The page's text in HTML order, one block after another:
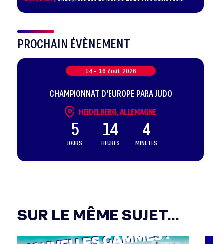
PROCHAIN ÉVÈNEMENT
14 - 16 Août 2026
CHAMPIONNAT D'EUROPE PARA JUDO
HEIDELBERG, ALLEMAGNE
5
JOURS
14
HEURES
4
MINUTES
SUR LE MÊME SUJET...